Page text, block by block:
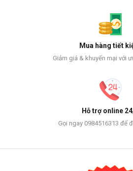
Mua hàng tiết
Giảm giá & khuyến mại với
Hỗ trợ online
Gọi ngay 0984516313 để